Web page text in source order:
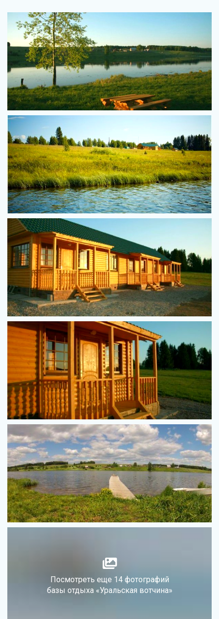
Посмотреть еще 14 фотографий
базы отдыха «Уральская вотчина»